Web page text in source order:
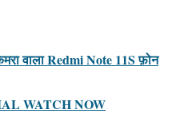
वाला Redmi Note 11S फ़ोन
WATCH NOW